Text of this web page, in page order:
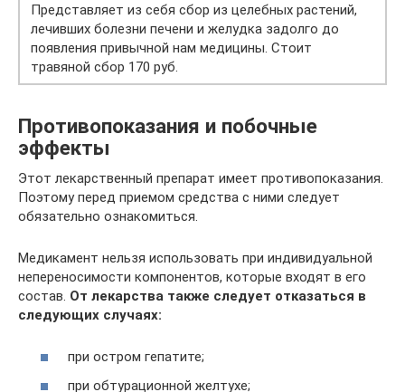
Представляет из себя сбор из целебных растений,
лечивших болезни печени и желудка задолго до
появления привычной нам медицины. Стоит
травяной сбор 170 руб.
Противопоказания и побочные
эффекты
Этот лекарственный препарат имеет противопоказания.
Поэтому перед приемом средства с ними следует
обязательно ознакомиться.
Медикамент нельзя использовать при индивидуальной
непереносимости компонентов, которые входят в его
состав. От лекарства также следует отказаться в
следующих случаях:
при остром гепатите;
при обтурационной желтухе;